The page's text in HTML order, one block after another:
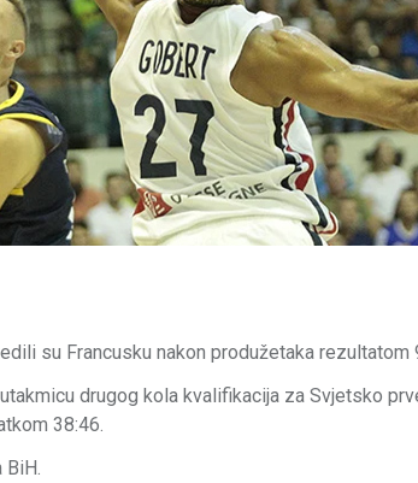
su Francusku nakon produžetaka rezultatom
drugog kola kvalifikacija za Svjetsko
38:46.
BiH.